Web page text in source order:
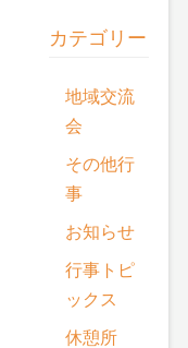
カテゴリー
地域交流
会
その他行
事
お知らせ
行事トピ
ックス
休憩所